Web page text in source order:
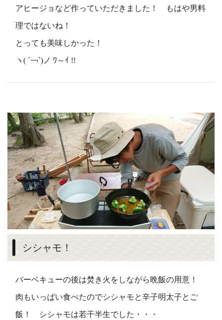
アヒージョなど作っていただきました！ もはや男料
理ではないね！
とっても美味しかった！
ヽ( ´￢`)ノ ﾜ～ｲ !!
シシャモ！
バーベキューの後は焚き火をしながら晩飯の用意！
肉もいっぱい食べたのでシシャモと辛子明太子とご
飯！ シシャモは若干半生でした・・・